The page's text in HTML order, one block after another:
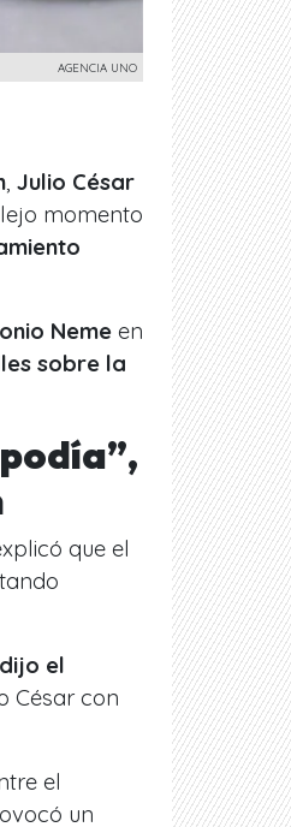
AGENCIA UNO
Julio César
momento
Neme en
sobre la
que el
el
César con
el
un